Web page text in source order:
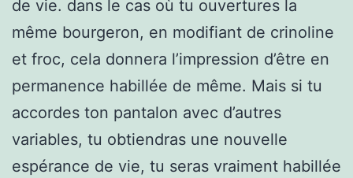
de vie. dans le cas où tu ouvertures la
même bourgeron, en modifiant de crinoline
et froc, cela donnera l’impression d’être en
permanence habillée de même. Mais si tu
accordes ton pantalon avec d’autres
variables, tu obtiendras une nouvelle
espérance de vie, tu seras vraiment habillée